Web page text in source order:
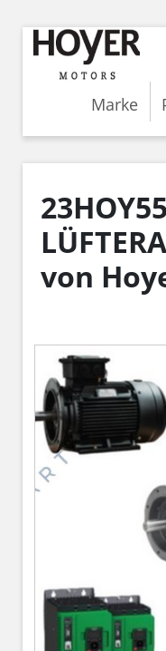
Marke
von